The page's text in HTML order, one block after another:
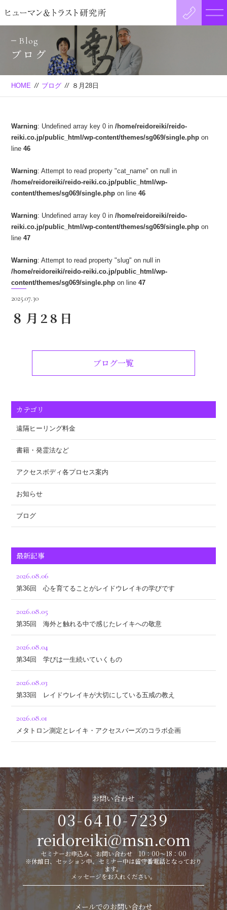
Blog
ブログ
HOME // ブログ // ８月28日
Warning: Undefined array key 0 in/home/reidoreiki/reido-
reiki.co.jp/public_html/wp-content/themes/sg069/single.php on
line46
Warning: Attempt to read property "cat_name" on null in
/home/reidoreiki/reido-reiki.co.jp/public_html/wp-
content/themes/sg069/single.php on line46
Warning: Undefined array key 0 in/home/reidoreiki/reido-
reiki.co.jp/public_html/wp-content/themes/sg069/single.php on
line47
Warning: Attempt to read property "slug" on null in
/home/reidoreiki/reido-reiki.co.jp/public_html/wp-
content/themes/sg069/single.php on line47
2025.07.30
８月28日
ブログ一覧
カテゴリ
遠隔ヒーリング料金
書籍・発霊法など
アクセスボディ各プロセス案内
お知らせ
ブログ
最新記事
2026.08.06
第36回 心を育てることがレイドウレイキの学びです
2026.08.05
第35回 海外と触れる中で感じたレイキへの敬意
2026.08.04
第34回 学びは一生続いていくもの
2026.08.03
第33回 レイドウレイキが大切にしている五戒の教え
2026.08.01
メタトロン測定とレイキ・アクセスバーズのコラボ企画
お問い合わせ
03-6410-7239
reidoreiki@msn.com
セミナーお申込み、お問い合わせ 10：00～18：00
※休館日、セッション中、セミナー中は留守番電話となっており
ます。
メッセージをお入れください。
メールでのお問い合わせ